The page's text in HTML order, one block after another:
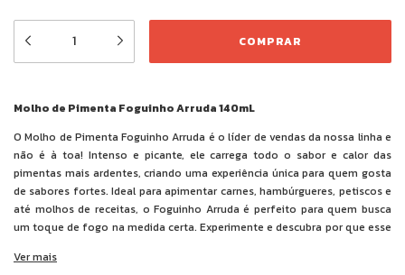
Molho de Pimenta Foguinho Arruda 140mL
O Molho de Pimenta Foguinho Arruda é o líder de vendas da nossa linha e
não é à toa! Intenso e picante, ele carrega todo o sabor e calor das
pimentas mais ardentes, criando uma experiência única para quem gosta
de sabores fortes. Ideal para apimentar carnes, hambúrgueres, petiscos e
até molhos de receitas, o Foguinho Arruda é perfeito para quem busca
um toque de fogo na medida certa. Experimente e descubra por que esse
Ver mais